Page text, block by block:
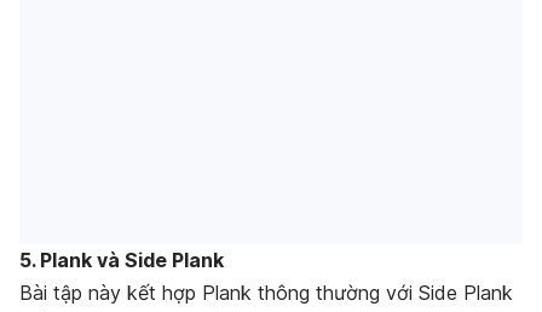
5. Plank và Side Plank
Bài tập này kết hợp Plank thông thường với Side Plank